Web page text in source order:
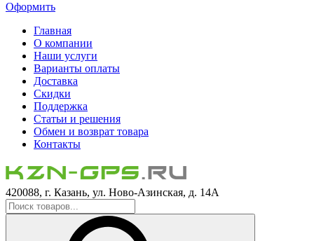
Оформить
Главная
О компании
Наши услуги
Варианты оплаты
Доставка
Скидки
Поддержка
Статьи и решения
Обмен и возврат товара
Контакты
420088, г. Казань, ул. Ново-Азинская, д. 14А